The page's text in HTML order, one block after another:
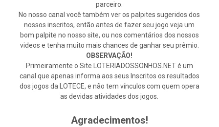
parceiro.
No nosso canal você também ver os palpites sugeridos dos
nossos inscritos, então antes de fazer seu jogo veja um
bom palpite no nosso site, ou nos comentários dos nossos
videos e tenha muito mais chances de ganhar seu prêmio.
OBSERVAÇÃO!
Primeiramente o Site LOTERIADOSSONHOS.NET é um
canal que apenas informa aos seus Inscritos os resultados
dos jogos da LOTECE, e não tem vínculos com quem opera
as devidas atividades dos jogos.
Agradecimentos!